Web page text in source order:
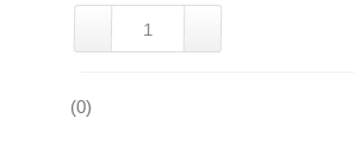
(0)